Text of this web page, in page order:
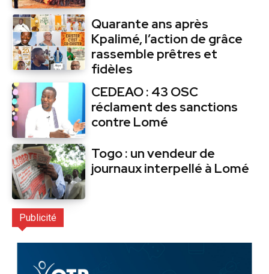
Quarante ans après
Kpalimé, l’action de grâce
rassemble prêtres et
fidèles
CEDEAO : 43 OSC
réclament des sanctions
contre Lomé
Togo : un vendeur de
journaux interpellé à Lomé
Publicité